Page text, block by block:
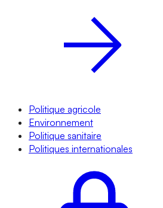
Politique agricole
Environnement
Politique sanitaire
Politiques internationales